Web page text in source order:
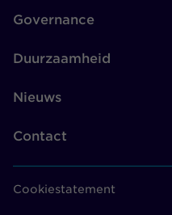
Governance
Duurzaamheid
Nieuws
Contact
Cookiestatement